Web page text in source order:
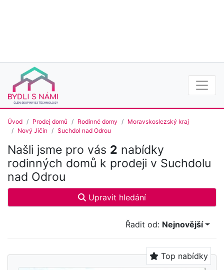
Úvod Prodej domů Rodinné domy
Moravskoslezský kraj
Nový Jičín
Suchdol nad Odrou
Našli jsme pro vás 2 nabídky
rodinných domů k prodeji v Suchdolu
nad Odrou
Upravit hledání
Řadit od: Nejnovější
Top nabídky